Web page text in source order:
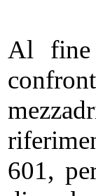
Al fine
601,